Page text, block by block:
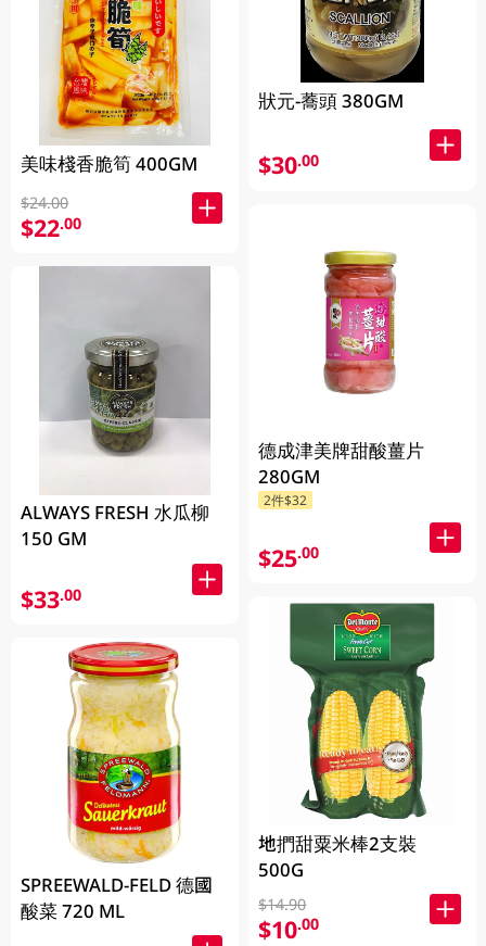
美味棧香脆筍 400GM
$24.00
$22.00
ALWAYS FRESH 水瓜柳
150 GM
$33.00
SPREEWALD-FELD 德國
酸菜 720 ML
狀元-蕎頭 380GM
$30.00
德成津美牌甜酸薑片
280GM
2件$32
$25.00
地捫甜粟米棒2支裝
500G
$14.90
$10.00